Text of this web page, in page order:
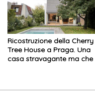
Ricostruzione della Cherry
Tree House a Praga. Una
casa stravagante ma che